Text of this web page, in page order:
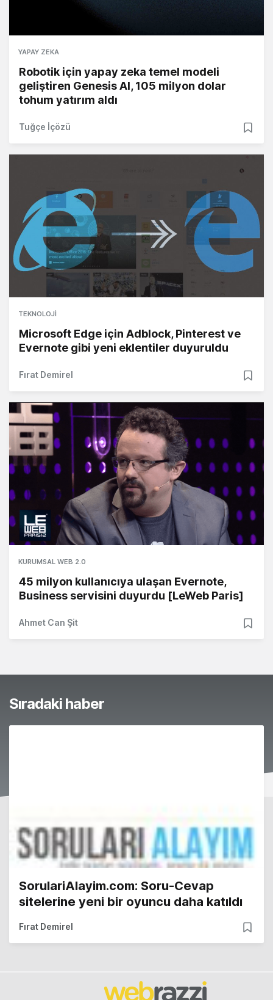
YAPAY ZEKA
Robotik için yapay zeka temel modeli
geliştiren Genesis AI, 105 milyon dolar
tohum yatırım aldı
Tuğçe İçözü
TEKNOLOJI
Microsoft Edge için Adblock, Pinterest ve
Evernote gibi yeni eklentiler duyuruldu
Fırat Demirel
KURUMSAL WEB 2.0
45 milyon kullanıcıya ulaşan Evernote,
Business servisini duyurdu [LeWeb Paris]
Ahmet Can Şit
Sıradaki haber
SorulariAlayim.com: Soru-Cevap
sitelerine yeni bir oyuncu daha katıldı
Fırat Demirel